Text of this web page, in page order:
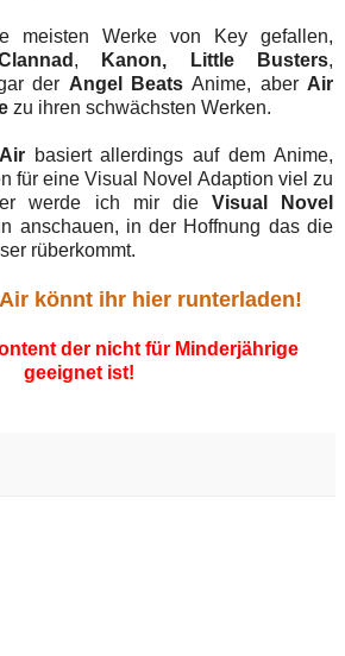
meisten Werke von Key gefallen,
, Kanon, Little Busters,
der Angel BeatsAnime, aber Air
zu ihren schwächsten Werken.
Airbasiert allerdings auf dem Anime,
für eine Visual Novel Adaption viel zu
werde ich mir die Visual Novel
anschauen, in der Hoffnung das die
rüberkommt.
könnt ihr hier runterladen!
der nicht für Minderjährige
geeignet ist!